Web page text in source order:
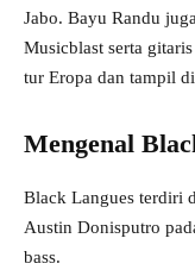
Jabo. Bayu Randu
Musicblast serta
tur Eropa dan tampil
Mengenal
Black Langues terdiri
Austin Donisputro
bass.